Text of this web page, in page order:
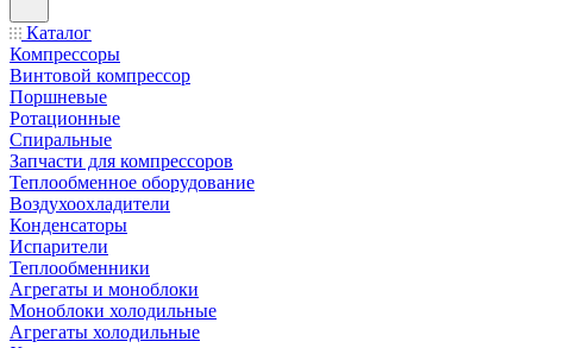
Каталог
Компрессоры
Винтовой компрессор
Поршневые
Ротационные
Спиральные
Запчасти для компрессоров
Теплообменное оборудование
Воздухоохладители
Конденсаторы
Испарители
Теплообменники
Агрегаты и моноблоки
Моноблоки холодильные
Агрегаты холодильные